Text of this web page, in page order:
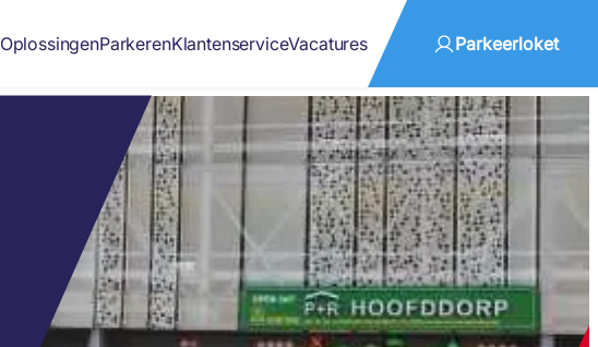
OplossingenParkerenKlantenserviceVacatures Parkeerloket